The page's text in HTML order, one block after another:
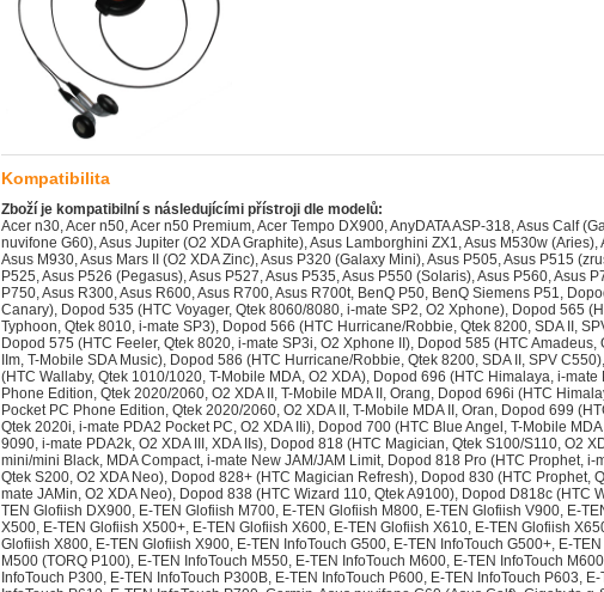
Kompatibilita
Zboží je kompatibilní s následujícími přístroji dle modelů:
Acer n30, Acer n50, Acer n50 Premium, Acer Tempo DX900, AnyDATA ASP-318, Asus Calf (Garmin-Asus nuvifone G60), Asus Jupiter (O2 XDA Graphite), Asus Lamborghini ZX1, Asus M530w (Aries), Asus M536, Asus M930, Asus Mars II (O2 XDA Zinc), Asus P320 (Galaxy Mini), Asus P505, Asus P515 (zrušeno), Asus P525, Asus P526 (Pegasus), Asus P527, Asus P535, Asus P550 (Solaris), Asus P560, Asus P735, Asus P750, Asus R300, Asus R600, Asus R700, Asus R700t, BenQ P50, BenQ Siemens P51, Dopod 515 (HTC Canary), Dopod 535 (HTC Voyager, Qtek 8060/8080, i-mate SP2, O2 Xphone), Dopod 565 (HTC Typhoon, Qtek 8010, i-mate SP3), Dopod 566 (HTC Hurricane/Robbie, Qtek 8200, SDA II, SPV C550), Dopod 575 (HTC Feeler, Qtek 8020, i-mate SP3i, O2 Xphone II), Dopod 585 (HTC Amadeus, O2 Xphone IIm, T-Mobile SDA Music), Dopod 586 (HTC Hurricane/Robbie, Qtek 8200, SDA II, SPV C550), Dopod 686 (HTC Wallaby, Qtek 1010/1020, T-Mobile MDA, O2 XDA), Dopod 696 (HTC Himalaya, i-mate Pocket PC Phone Edition, Qtek 2020/2060, O2 XDA II, T-Mobile MDA II, Orang, Dopod 696i (HTC Himalaya, i-mate Pocket PC Phone Edition, Qtek 2020/2060, O2 XDA II, T-Mobile MDA II, Oran, Dopod 699 (HTC Alpine, Qtek 2020i, i-mate PDA2 Pocket PC, O2 XDA IIi), Dopod 700 (HTC Blue Angel, T-Mobile MDA III, Qtek 9090, i-mate PDA2k, O2 XDA III, XDA IIs), Dopod 818 (HTC Magician, Qtek S100/S110, O2 XDA II mini/mini Black, MDA Compact, i-mate New JAM/JAM Limit, Dopod 818 Pro (HTC Prophet, i-mate JAMin, Qtek S200, O2 XDA Neo), Dopod 828+ (HTC Magician Refresh), Dopod 830 (HTC Prophet, Qtek S200, i-mate JAMin, O2 XDA Neo), Dopod 838 (HTC Wizard 110, Qtek A9100), Dopod D818c (HTC Wave), E-TEN Glofiish DX900, E-TEN Glofiish M700, E-TEN Glofiish M800, E-TEN Glofiish V900, E-TEN Glofiish X500, E-TEN Glofiish X500+, E-TEN Glofiish X600, E-TEN Glofiish X610, E-TEN Glofiish X650, E-TEN Glofiish X800, E-TEN Glofiish X900, E-TEN InfoTouch G500, E-TEN InfoTouch G500+, E-TEN InfoTouch M500 (TORQ P100), E-TEN InfoTouch M550, E-TEN InfoTouch M600, E-TEN InfoTouch M600+, E-TEN InfoTouch P300, E-TEN InfoTouch P300B, E-TEN InfoTouch P600, E-TEN InfoTouch P603, E-TEN InfoTouch P610, E-TEN InfoTouch P700, Garmin-Asus nuvifone G60 (Asus Calf), Gigabyte g-Smart, Gigabyte GSmart MS800, Gigabyte GSmart MS802, Gigabyte GSmart MS820, Gigabyte GSmart MW700, Gigabyte GSmart MW702, Handspring Treo 600, Handspring Treo 610, HP iPAQ 500, HP iPAQ 510, HP iPAQ 512, HP iPAQ 514, HP iPAQ 518, HP iPAQ Data Messenger, HP iPAQ h1910, HP iPAQ h1915, HP iPAQ h1930, HP iPAQ h1935, HP iPAQ h1937, HP iPAQ h1940, HP iPAQ h1945, HP iPAQ h2200, HP iPAQ hw6510 (HTC Beetles), HP iPAQ hw6515 (HTC Beetles), HP iPAQ hw6910 (HTC Sable), HP iPAQ hw6915 (HTC Sable), HP iPAQ hw6920 (HTC Sable), HP iPAQ hw6925 (HTC Sable), HP iPAQ hw6940 (HTC Sable), HP iPAQ hw6945 (HTC Sable), HP iPAQ hw6950, HP iPAQ hw6960, HP iPAQ hw6965 (HTC Sable), HP iPAQ rw6100, HP iPAQ rw6812, HP iPAQ rw6815, HP iPAQ rw6818, HP iPAQ rw6828, HP iPAQ Voice Messenger (HP Silver), HTC Alpine (Qtek 2020i, Dopod 699, i-mate PDA2 Pocket PC, O2 XDA IIi), HTC Amadeus (Dopod 585, O2 Xphone IIm, T-Mobile SDA Music), HTC Apache (PPC-6700), HTC Beetles (HP iPAQ hw6510/6515), HTC Blue Angel (T-Mobile MDA III, Qtek 9090, Dopod 700, i-mate PDA2k, O2 XDA III/XDA IIs), HTC Canary (Dopod 515, Orange SPV), HTC Charmer (MDA Compact II), HTC Cheetah (Palm Treo 750/750v), HTC Douton (i-mate SP4m), HTC Falcon (Audiovox PPC 5050), HTC Feeler (Qtek 8020, Dopod 575, i-mate SP3i, O2 Xphone II), HTC Harrier (Audiovox PPC-6600/PPC-6601/XV6600, i-mate PDA2k EVDO), HTC Himalaya (Qtek 2020/2060, O2 XDA II, T-Mobile MDA II, Dopod 696/696i, Orange SPV M1000), HTC Hurricane (HTC Robbie, Qtek 8200, SDA II, Dopod 566/586, SPV C550), HTC Magician (Qtek S100/S110, O2 XDA II mini/mini Black, MDA Compact, i-mate New JAM/JAM Limited Edition, HTC Magician Refresh (Krome Spy, Dopod 828+), HTC Monet (S320), HTC Prophet (Qtek S200, Dopod 830/818 Pro, i-mate JAMin, O2 XDA Neo), HTC Robbie (T-Mobile SDA II), HTC Sable (iPAQ hw6910/hw6915/hw6920/hw6925/hw6940/hw6945/hw6965), HTC Sonata (T-Mobile SDA pro EU), HTC Tanager (Qtek 7070, i-mate Smartphone), HTC Typhoon (Qtek 8010, Dopod 565, i-mate SP3), HTC Voyager (Qtek 8060/8080, Dopod 535, i-mate SP2, O2 Xphone), HTC Wallaby (Qtek 1010/1020, Dopod 686, O2 XDA, T-Mobile MDA), HTC Wave (P3000, Dopod D818c), HTC Wizard 110 (P4300, Dopod 838, Qtek A9100), HTC Wizard 200 (T-Mobile MDA US, MDA Vario, Qtek 9100, O2 XDA mini PRO, O2 XDA mini S, i-mate K-JAM), i-mate JAM (HTC Magician, Qtek S100/S110, O2 XDA II mini/mini Black, MDA Compact, Dopod 818), i-mate JAMA, i-mate JAMA 101, i-mate JAMin (HTC Prophet, Qtek S200, Dopod 830/818 Pro, O2 XDA Neo), i-mate JAQ, i-mate JAQ3, i-mate JAQ4, i-mate K-JAM (HTC Wizard 200, MDA Vario, Qtek 9100), i-mate K-JAR (zrušeno), i-mate New JAM/JAM Limited Edition (HTC Magician, Qtek S100/S110, O2 XDA II mini/mini Black, MDA Compact, D, i-mate PDA2 Pocket PC (HTC Alpine, Qtek 2020i, Dopod 699, O2 XDA IIi), i-mate PDA2k (HTC Blue Angel, T-Mobile MDA III, Qtek 9090, Dopod 700, O2 XDA III, XDA IIs), i-mate PDA2k EVDO (HTC Harrier, Audiovox PPC-6600/PPC-6601/XV6600), i-mate Pocket PC Phone Edition (HTC Himalaya, Qtek 2020/2060, Dopod 696/696i), i-mate Smartphone (HTC Tanager, Qtek 7070), i-mate SP2 (HTC Voyager, Qtek 8060/8080, Dopod 535, O2 Xphone), i-mate SP3 (HTC Typhoon, Qtek 8010, Dopod 565), i-mate SP3i (HTC Feeler, Qtek 8020, Dopod 575, O2 Xphone II), i-mate SP4m (HTC Douton), i-mate Ultimate 8502, i-mate Ultimate 9502, Kyocera 7135, MiTAC Mio 168 Digi-Walker, MiTAC Mio 168plus Digi-Walker, MiTAC Mio 168RS Digi-Walker, MiTAC Mio 336 Digi-Walker, MiTAC Mio 336BT Digi-Walker, MiTAC Mio 338 Digi-Walker, MiTAC Mio 338 Plus Digi-Walker, MiTAC Mio 339 Digi-Walker, MiTAC Mio 558 Digi-Walker, MiTAC Mio 8380 Digi-Walker, MiTAC Mio 8390 Digi-Walker, MiTAC Mio 8870 Digi-Walker, MiTAC Mio A201 Digi-Walker, MiTAC Mio A501 Digi-Walker, MiTAC Mio A502 Digi-Walker, MiTAC Mio A700 Digi-Walker, MiTAC Mio A701 Digi-Walker, MiTAC Mio A702 Digi-Walker, MiTAC Mio C320, MiTAC Mio C323, MiTAC Mio C325, MiTAC Mio C520, MiTAC Mio C520t, MiTAC Mio C523 V2, MiTAC Mio C620, MiTAC Mio C620T, MiTAC Mio C720, MiTAC Mio Leap G50 (LoveBird), MiTAC Mio Leap K1, MiTAC Mio Moov 300, MiTAC Mio Moov 301, MiTAC Mio Moov 310, MiTAC Mio Moov 330, MiTAC Mio Moov 330 Europe, MiTAC Mio Moov 350, MiTAC Mio Moov 360, MiTAC Mio Moov 370 Europe, MiTAC Mio Moov 380, MiTAC Mio Moov V700, MiTAC Mio P350 Digi-Walker, MiTAC Mio P360 DigiWalker, MiTAC Mio P550 Digi-Walker, MiTAC Mio P550m Digi-Walker, MiTAC Mio P560 DigiWalker, MiTAC Mio Spirit V735 TV, Motorola ES400, Motorola i920, Motorola i930, Motorola MC35, Motorola MC5574, Motorola MC5590, Motorola MC75 (Symbol MC75), Motorola MOTO Q Music 9m (Motorola Nelson), Motorola MOTO Q11, Motorola MOTO Q8 (zrušeno), Motorola MOTO Q9 Napoleon, Motorola MOTO Q9c, Motorola MOTO Q9h (Q9h), Motorola MOTO Q9h Global, Motorola MPx100, Motorola MPx200, Motorola MPx220, Motorola Q, Navigon PNA Transonic 4000, O2 XDA (HTC Wallaby, Qtek 1010/1020, Dopod 686, T-Mobile MDA), O2 XDA Atom, O2 XDA Atom Exec, O2 XDA Atom Life (Quanta Apollo), O2 XDA Atom Pure, O2 XDA Comet, O2 XDA Flame, O2 XDA Graphite (Asus Jupiter), O2 XDA II (HTC Himalaya, T-Mobile MDA II, Qtek 2020/2060, Dopod 696/696i, Orange SPV M1000), O2 XDA II mini (HTC Magician, Qtek S100/S110, MDA Compact, i-mate New JAM/JAM Limited Edition), O2 XDA II mini Black (HTC Magician, Qtek S100/S110, MDA Compact, i-mate New JAM/JAM Limited Edition, Do, O2 XDA IIi (HTC Alpine, Qtek 2020i, Dopod 699, i-mate PDA2 Pocket PC), O2 XDA III (XDA IIs, HTC Blue Angel, T-Mobile MDA III, Qtek 9090, Dopod 700, i-mate PDA2k), O2 XDA Mini PRO (HTC Wizard 200, T-Mobile MDA US, MDA Vario, Qtek 9100, O2 XDA mini S, i-mate K-JAM), O2 XDA mini S (HTC Wizard 200, T-Mobile MDA US, MDA Vario, Qtek 9100, O2 XDA mini PRO, i-mate K-JAM), O2 XDA Neo (HTC Prophet, Qtek S200, Dopod 830/818 Pro, i-mate JAMin), O2 XDA Zinc (Asus Mars II), O2 Xphone (HTC Voyager, Qtek 8060/8080, Dopod 535, i-mate SP2), O2 Xphone II (HTC Feeler, Qtek 8020, Dopod 575, i-mate SP3i), O2 Xphone IIm (HTC Amadeus, Dopod 585, T-Mobile SDA Music), Palm Centro (Treo 690), Palm Treo 500 (Otto), Palm Treo 500v (Otto), Palm Treo 650, Palm Treo 680 (Lowrider), Palm Treo 700p, Palm Treo 700w, Palm Treo 700wx, Palm Treo 750 (HTC Cheetah), Palm Treo 750v (HTC Cheetah), Palm Treo 755p, Palm Tungsten C, Palm Tungsten W, Qtek 1010 (HTC Wallaby, T-Mobile MDA, Dopod 686, O2 XDA), Qtek 1020 (HTC Wallaby, T-Mobile MDA, Dopod 686, O2 XDA), Qtek 2020 (Qtek 2060, HTC Himalaya, i-mate Pocket PC Phone Edition, Dopod 696/696i, O2 XDA II, T-Mobile M, Qtek 2020i (HTC Alpine, Dopod 699, i-mate PDA2 Pocket PC, O2 XDA IIi), Qtek 2060 (Qtek 2020, HTC Himalaya, i-mate Pocket PC Phone Edition, Dopod 696/696i, O2 XDA II, T-Mobile M, Qtek 7070 (HTC Tanager, i-mate Smartphone), Qtek 8010 (HTC Typhoon, Dopod 565, i-mate SP3), Qtek 8020 (HTC Feeler,